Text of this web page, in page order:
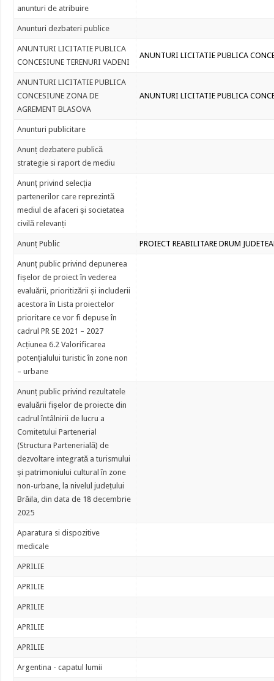
anunturi de atribuire
Anunturi dezbateri publice
ANUNTURI LICITATIE PUBLICA
CONCESIUNE TERENURI VADENI
ANUNTURI LICITATIE PUBLICA
ANUNTURI LICITATIE PUBLICA
CONCESIUNE ZONA DE
AGREMENT BLASOVA
ANUNTURI LICITATIE PUBLICA
Anunturi publicitare
Anunț dezbatere publică
strategie si raport de mediu
Anunț privind selecția
partenerilor care reprezintă
mediul de afaceri și societatea
civilă relevanți
Anunț Public PROIECT REABILITARE DRUM
Anunț public privind depunerea
fișelor de proiect în vederea
evaluării, prioritizării și includerii
acestora în Lista proiectelor
prioritare ce vor fi depuse în
cadrul PR SE 2021 – 2027
Acțiunea 6.2 Valorificarea
potențialului turistic în zone non
– urbane
Anunț public privind rezultatele
evaluării fișelor de proiecte din
cadrul întâlnirii de lucru a
Comitetului Partenerial
(Structura Partenerială) de
dezvoltare integrată a turismului
și patrimoniului cultural în zone
non-urbane, la nivelul județului
Brăila, din data de 18 decembrie
2025
Aparatura si dispozitive
medicale
APRILIE
APRILIE
APRILIE
APRILIE
APRILIE
Argentina - capatul lumii